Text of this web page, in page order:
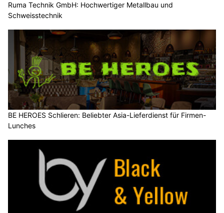
Ruma Technik GmbH: Hochwertiger Metallbau und
Schweisstechnik
BE HEROES Schlieren: Beliebter Asia-Lieferdienst für Firmen-
Lunches